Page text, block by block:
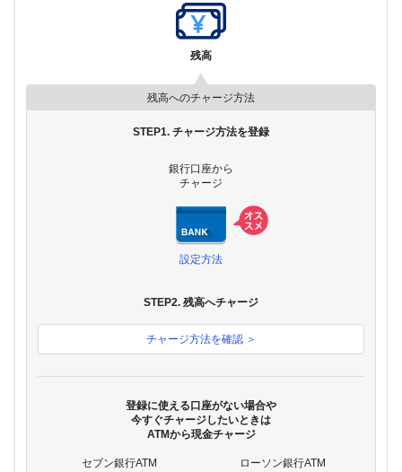
残高
残高へのチャージ方法
STEP1. チャージ方法を登録
銀行口座から
チャージ
設定方法
STEP2. 残高へチャージ
チャージ方法を確認 ＞
登録に使える口座がない場合や
今すぐチャージしたいときは
ATMから現金チャージ
セブン銀行ATM ローソン銀行ATM